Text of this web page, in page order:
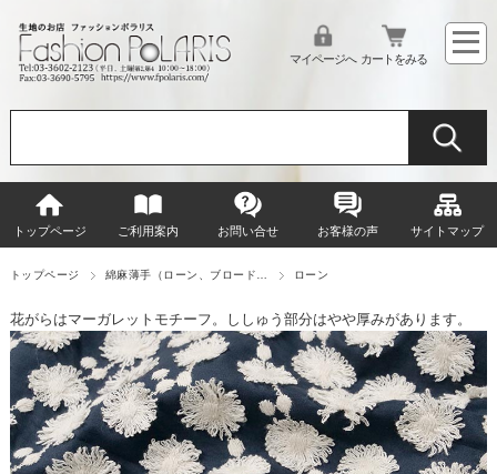
マイページへ カートをみる
トップページ ご利用案内 お問い合せ お客様の声 サイトマップ
トップページ 綿麻薄手（ローン、ブロード… ローン
花がらはマーガレットモチーフ。ししゅう部分はやや厚みがあります。